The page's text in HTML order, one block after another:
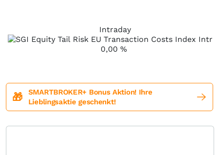
Intraday
0,00 %
🎁
SMARTBROKER+ Bonus Aktion! Ihre
Lieblingsaktie geschenkt!